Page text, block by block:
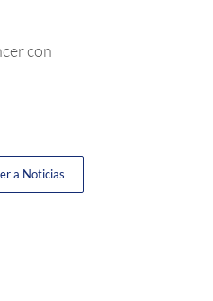
con
a Noticias